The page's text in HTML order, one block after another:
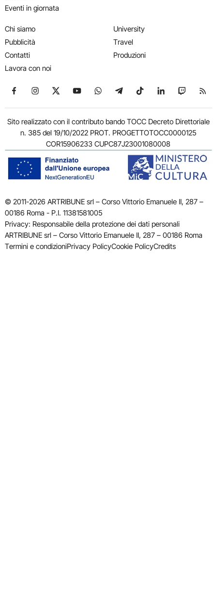
Eventi in giornata
Chi siamo
Pubblicità
Contatti
Lavora con noi
University
Travel
Produzioni
Seguici su Facebook
Seguici su Instagram
Seguici su X
Seguici su YouTube
Seguici su WhatsApp
Seguici su Telegram
Seguici su TikTok
Seguici su
Seguici
Sito realizzato con il contributo bando TOCC Decreto Direttoriale
n. 385 del 19/10/2022 PROT. PROGETTOTOCC0000125
COR15906233 CUPC87J23001080008
© 2011-2026 ARTRIBUNE srl – Corso Vittorio Emanuele II, 287 –
00186 Roma - P.I. 11381581005
Privacy: Responsabile della protezione dei dati personali
ARTRIBUNE srl – Corso Vittorio Emanuele II, 287 – 00186 Roma
Termini e condizioniPrivacy PolicyCookie PolicyCredits